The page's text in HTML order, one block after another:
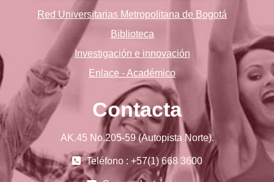
Red Universitarias Metropolitana de Bogotá
Biblioteca
Investigación e innovación
Enlace - Académico
Contacta
AK.45 No.205-59 (Autopista Norte).
Teléfono : +57(1) 668 3600